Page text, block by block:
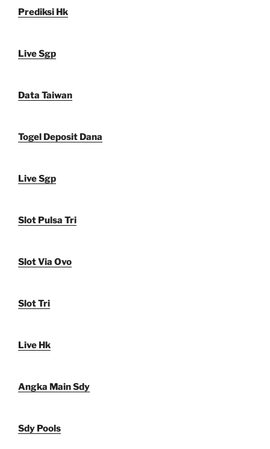
Prediksi Hk
Live Sgp
Data Taiwan
Togel Deposit Dana
Live Sgp
Slot Pulsa Tri
Slot Via Ovo
Slot Tri
Live Hk
Angka Main Sdy
Sdy Pools